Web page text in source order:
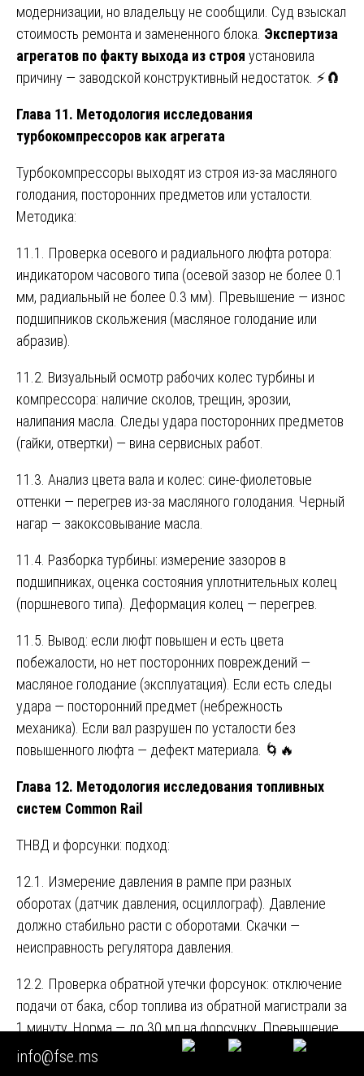
модернизации, но владельцу не сообщили. Суд взыскал
стоимость ремонта и замененного блока. Экспертиза
агрегатов по факту выхода из строя установила
причину — заводской конструктивный недостаток. ⚡🧲
Глава 11. Методология исследования
турбокомпрессоров как агрегата
Турбокомпрессоры выходят из строя из-за масляного
голодания, посторонних предметов или усталости.
Методика:
11.1. Проверка осевого и радиального люфта ротора:
индикатором часового типа (осевой зазор не более 0.1
мм, радиальный не более 0.3 мм). Превышение — износ
подшипников скольжения (масляное голодание или
абразив).
11.2. Визуальный осмотр рабочих колес турбины и
компрессора: наличие сколов, трещин, эрозии,
налипания масла. Следы удара посторонних предметов
(гайки, отвертки) — вина сервисных работ.
11.3. Анализ цвета вала и колес: сине-фиолетовые
оттенки — перегрев из-за масляного голодания. Черный
нагар — закоксовывание масла.
11.4. Разборка турбины: измерение зазоров в
подшипниках, оценка состояния уплотнительных колец
(поршневого типа). Деформация колец — перегрев.
11.5. Вывод: если люфт повышен и есть цвета
побежалости, но нет посторонних повреждений —
масляное голодание (эксплуатация). Если есть следы
удара — посторонний предмет (небрежность
механика). Если вал разрушен по усталости без
повышенного люфта — дефект материала. 🌀🔥
Глава 12. Методология исследования топливных
систем Common Rail
ТНВД и форсунки: подход:
12.1. Измерение давления в рампе при разных
оборотах (датчик давления, осциллограф). Давление
должно стабильно расти с оборотами. Скачки —
неисправность регулятора давления.
12.2. Проверка обратной утечки форсунок: отключение
подачи от бака, сбор топлива из обратной магистрали за
1 минуту. Норма — до 30 мл на форсунку. Превышение
— износ пары игла-корпус (часто из-за низкого
цетанового числа или воды в топливе).
info@fse.ms